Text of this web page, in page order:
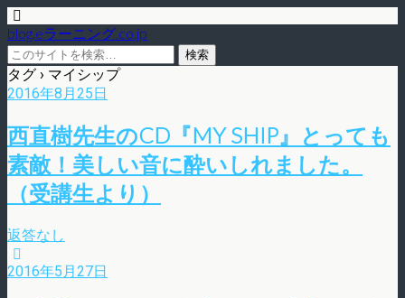
blog.eラーニング.co.jp
タグ › マイシップ
2016年8月25日
西直樹先生のCD『MY SHIP』とっても
素敵！美しい音に酔いしれました。
（受講生より）
返答なし
2016年5月27日